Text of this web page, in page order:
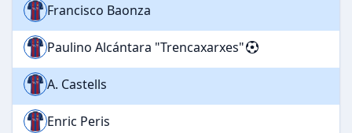
Francisco Baonza
Paulino Alcántara "Trencaxarxes"
A. Castells
Enric Peris